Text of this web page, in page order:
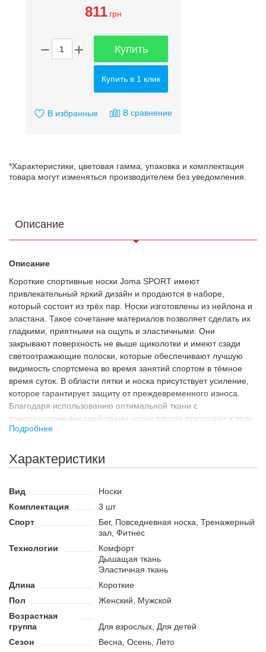
811 грн
Купить
Купить в 1 клик
В избранные В сравнение
*Характеристики, цветовая гамма, упаковка и комплектация
товара могут изменяться производителем без уведомления.
Описание
Описание
Короткие спортивные носки Joma SPORT имеют
привлекательный яркий дизайн и продаются в наборе,
который состоит из трёх пар. Носки изготовлены из нейлона и
эластана. Такое сочетание материалов позволяет сделать их
гладкими, приятными на ощупь и эластичными. Они
закрывают поверхность не выше щиколотки и имеют сзади
светоотражающие полоски, которые обеспечивают лучшую
видимость спортсмена во время занятий спортом в тёмное
время суток. В области пятки и носка присутствует усиление,
которое гарантирует защиту от преждевременного износа.
Благодаря использованию оптимальной ткани с
компрессионными свойствами носки плотно прилегают к телу
и обеспечивают максимальный комфорт во время занятий
носков. Носки не скользят в обуви, что даёт дополнительный
комфорт и уверенность в каждом движении. Ткань хорошо
комфорт.
Назначение
Благодаря использованию спортивных носков можно добиться
дополнительного комфорта во время занятий спортом. Носки
подойдут для представителей различных направлений, их
могут использовать как футболисты, так и бегуны, также они
тренажёрном зале. Это хороший выбор для повседневной
носки, который подойдёт как для взрослых, так и для детей.
Преимущества:
Светоотражающие полоски на задней части носков.
Подробнее
Характеристики
Вид
Носки
Комплектация
3 шт
Спорт
Бег, Повседневная носка, Тренажерный
зал, Фитнес
Технологии
Комфорт
Дышащая ткань
Эластичная ткань
Длина
Короткие
Пол
Женский, Мужской
Возрастная
группа
Для взрослых, Для детей
Сезон
Весна, Осень, Лето